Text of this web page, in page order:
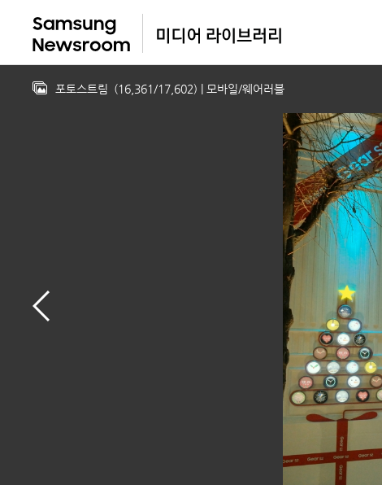
포토스트림 (16,361/17,602) | 모바일/웨어러블